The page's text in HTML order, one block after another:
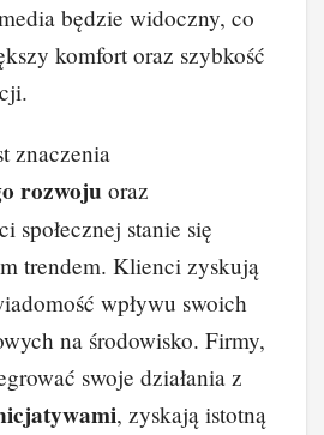
będzie widoczny, co
komfort oraz szybkość
znaczenia
rozwoju oraz
społecznej stanie się
trendem. Klienci zyskują
wpływu swoich
na środowisko. Firmy,
swoje działania z
, zyskają istotną